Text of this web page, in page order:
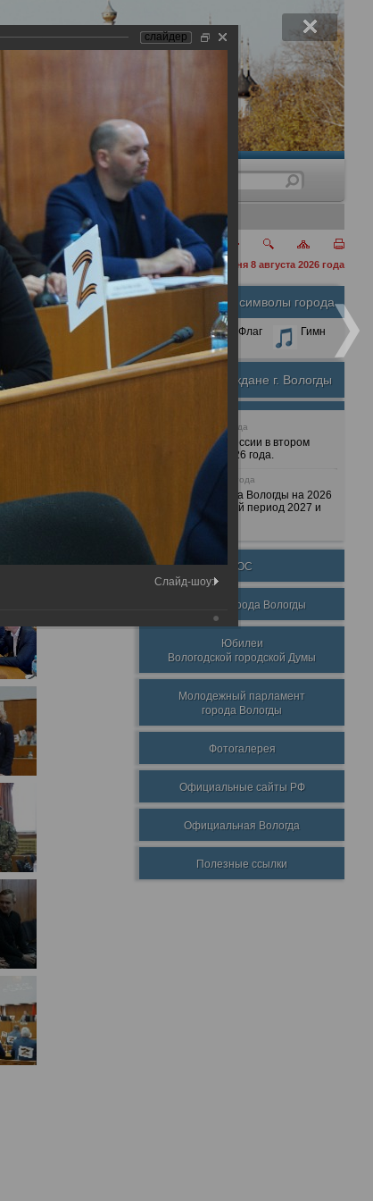
сегодня 8 августа 2026 года
Размер шрифта:
А А
Официальные символы города
Герб Флаг Гимн
Почетные граждане г. Вологды
25 июня 2026 года
Очередные сессии в втором
полугодии 2026 года.
7 декабря 2025 года
Бюджет города Вологды на 2026
год и плановый период 2027 и
2028 годов.
ТОС
Награды города Вологды
Юбилеи
Вологодской городской Думы
Молодежный парламент
города Вологды
Фотогалерея
Официальные сайты РФ
Официальная Вологда
Полезные ссылки
слайдер
Слайд-шоу: